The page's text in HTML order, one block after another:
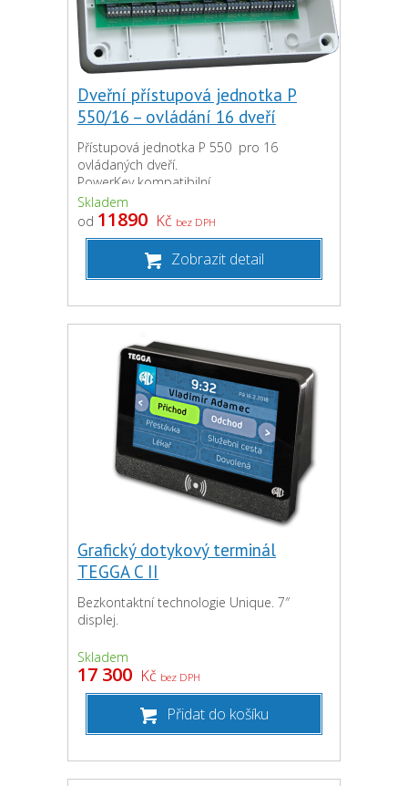
Dveřní přístupová jednotka P
550/16 – ovládání 16 dveří
Přístupová jednotka P 550 pro 16
ovládaných dveří.
PowerKey kompatibilní.
Skladem
od 11890 Kč bez DPH
Zobrazit detail
Grafický dotykový terminál
TEGGA C II
Bezkontaktní technologie Unique. 7″
displej.
Skladem
17 300 Kč bez DPH
Přidat do košíku